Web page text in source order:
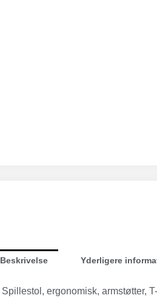
Beskrivelse Yderligere
Spillestol, ergonomisk, armstøtter,